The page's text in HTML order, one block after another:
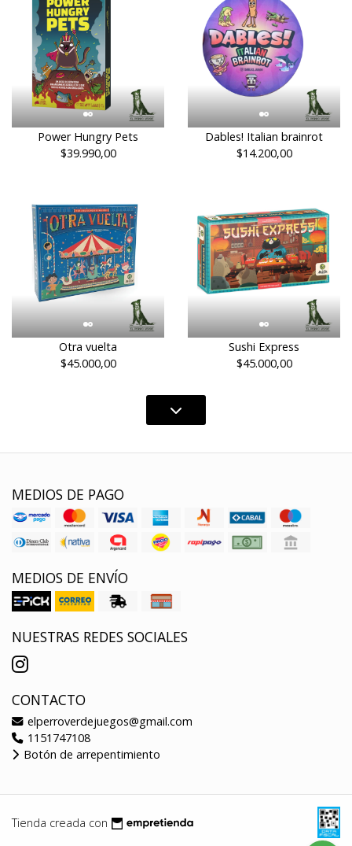
Power Hungry Pets
$39.990,00
Dables! Italian brainrot
$14.200,00
Otra vuelta
$45.000,00
Sushi Express
$45.000,00
MEDIOS DE PAGO
MEDIOS DE ENVÍO
NUESTRAS REDES SOCIALES
CONTACTO
elperroverdejuegos@gmail.com
1151747108
Botón de arrepentimiento
Tienda creada con